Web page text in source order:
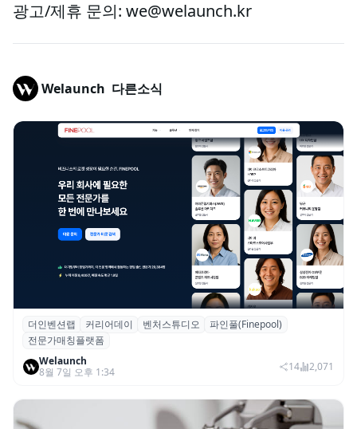
광고/제휴 문의: we@welaunch.kr
Welaunch 다른소식
더인벤션랩·커리어데이, 스타트업 전문가 매
칭 플랫폼 ‘파인풀’ 출시
더인벤션랩 커리어데이 벤처스튜디오
파인풀(Finepool)
전문가매칭플랫폼
Welaunch
8월 7일 오후 1:34
14 2,071